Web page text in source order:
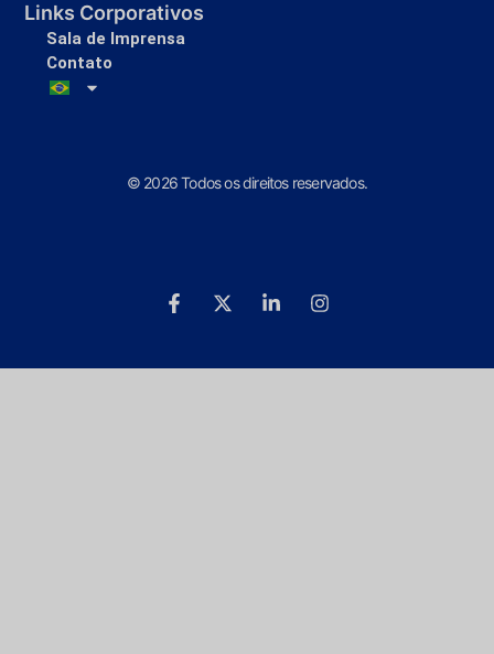
Links Corporativos
Sala de Imprensa
Contato
© 2026 Todos os direitos reservados.